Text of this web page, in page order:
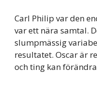
Carl Philip var den
var ett nära samtal.
slumpmässig
resultatet. Oscar är
och ting kan